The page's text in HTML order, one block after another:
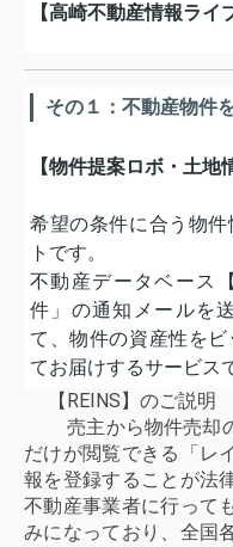
【高崎不動産情報ライ
その１：不動産物件
【物件提案ロボ・土地
希望の条件に合う物
トです。
不動産データベース
件」の通知メールを
て、物件の資産性を
てお届けするサービス
【REINS】のご説明
売主から物件売却
だけが閲覧できる「レ
報を登録することが法
不動産事業者に行って
みになっており、全国